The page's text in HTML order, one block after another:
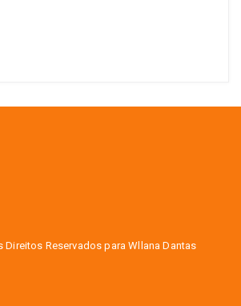
Direitos Reservados para Wllana Dantas